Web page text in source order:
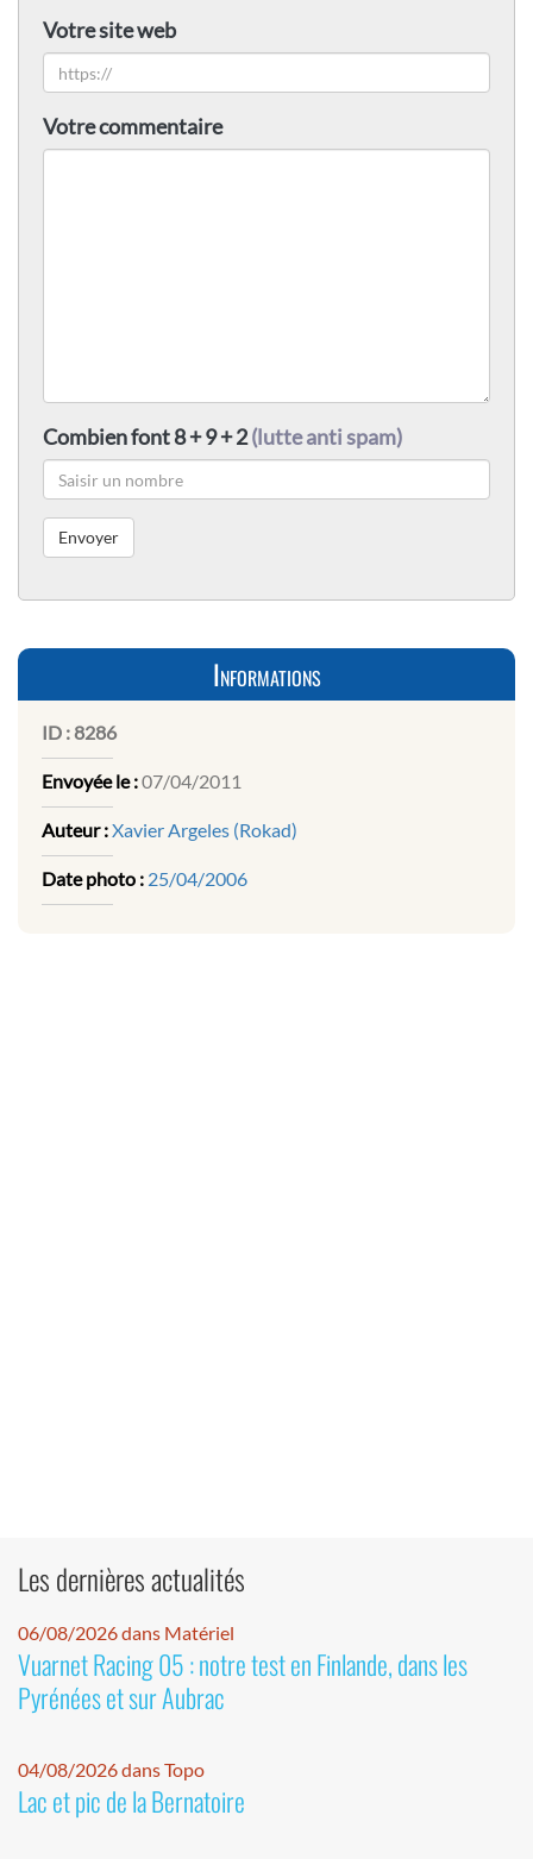
Votre site web
Votre commentaire
Combien font 8 + 9 + 2(lutte anti spam)
Informations
ID :8286
Envoyée le :07/04/2011
Auteur :Xavier Argeles (Rokad)
Date photo : 25/04/2006
Les dernières actualités
06/08/2026 dans Matériel
Vuarnet Racing 05 : notre test en Finlande, dans les
Pyrénées et sur Aubrac
04/08/2026 dans Topo
Lac et pic de la Bernatoire